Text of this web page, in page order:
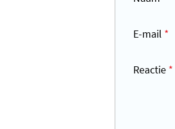
E-mail *
Reactie *